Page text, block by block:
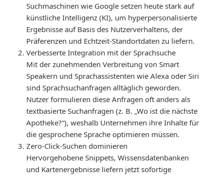
Suchmaschinen wie Google setzen heute stark auf
künstliche Intelligenz (KI), um hyperpersonalisierte
Ergebnisse auf Basis des Nutzerverhaltens, der
Präferenzen und Echtzeit-Standortdaten zu liefern.
Verbesserte Integration mit der Sprachsuche
Mit der zunehmenden Verbreitung von Smart
Speakern und Sprachassistenten wie Alexa oder Siri
sind Sprachsuchanfragen alltäglich geworden.
Nutzer formulieren diese Anfragen oft anders als
textbasierte Suchanfragen (z. B. „Wo ist die nächste
Apotheke?“), weshalb Unternehmen ihre Inhalte für
die gesprochene Sprache optimieren müssen.
Zero-Click-Suchen dominieren
Hervorgehobene Snippets, Wissensdatenbanken
und Kartenergebnisse liefern jetzt sofortige